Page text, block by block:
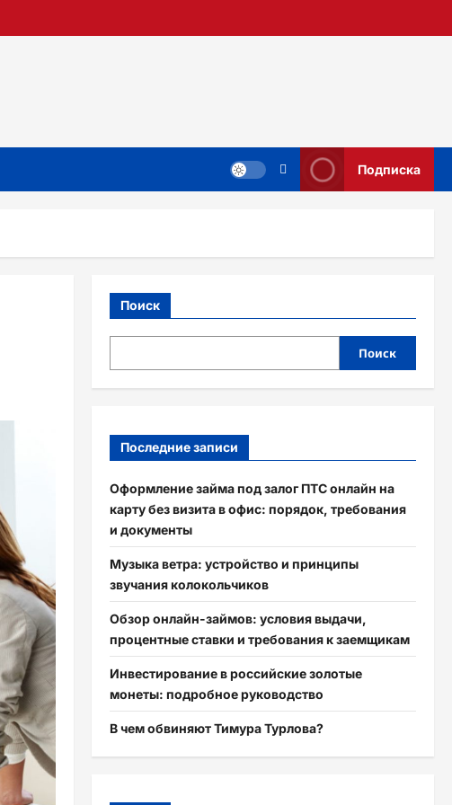
Подписка
Поиск
Поиск
Последние записи
Оформление займа под залог ПТС онлайн на
карту без визита в офис: порядок, требования
и документы
Музыка ветра: устройство и принципы
звучания колокольчиков
Обзор онлайн-займов: условия выдачи,
процентные ставки и требования к заемщикам
Инвестирование в российские золотые
монеты: подробное руководство
В чем обвиняют Тимура Турлова?